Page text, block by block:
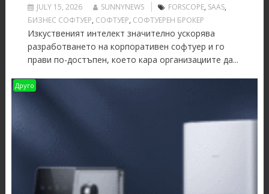
JULY 15, 2026 SUNNYNEWS FORSCOPE, SAAS,
БИЗНЕС СОФТУЕР, СОФТУЕР, СОФТУЕРЕН БРОКЕР
Изкуственият интелект значително ускорява
разработването на корпоративен софтуер и го
прави по-достъпен, което кара организациите да...
Друго